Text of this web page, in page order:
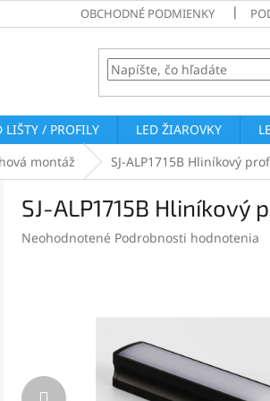
OBCHODNÉ PODMIENKY
LIŠTY / PROFILY LED ŽIAROVKY
montáž SJ-ALP1715B Hliníkový
SJ-ALP1715B Hliníkový
Priemerné
Neohodnotené Podrobnosti hodnotenia